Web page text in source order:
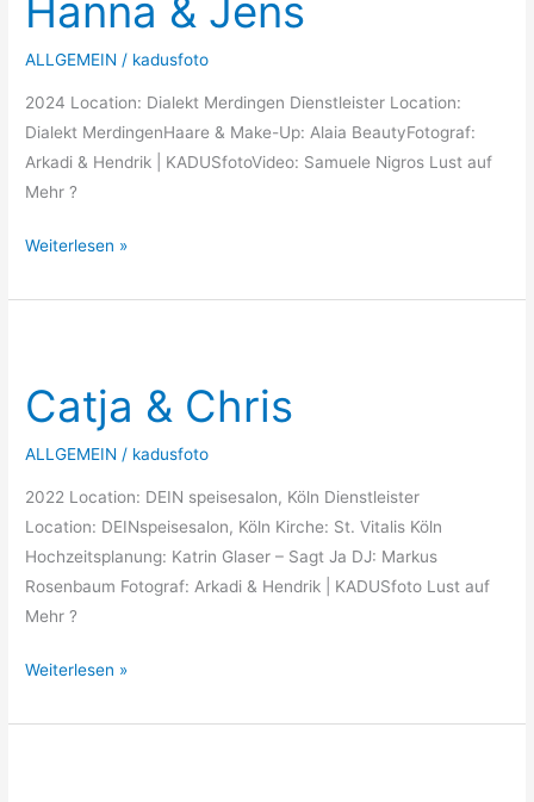
Hanna & Jens
ALLGEMEIN / kadusfoto
2024 Location: Dialekt Merdingen Dienstleister Location:
Dialekt MerdingenHaare & Make-Up: Alaia BeautyFotograf:
Arkadi & Hendrik | KADUSfotoVideo: Samuele Nigros Lust auf
Mehr ?
Weiterlesen »
Catja & Chris
ALLGEMEIN / kadusfoto
2022 Location: DEIN speisesalon, Köln Dienstleister
Location: DEINspeisesalon, Köln Kirche: St. Vitalis Köln
Hochzeitsplanung: Katrin Glaser – Sagt Ja DJ: Markus
Rosenbaum Fotograf: Arkadi & Hendrik | KADUSfoto Lust auf
Mehr ?
Chris
Weiterlesen »